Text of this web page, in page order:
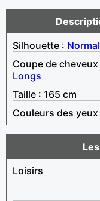
Silhouette :
Coupe de cheveux
Longs
Taille : 165 cm
Couleurs des yeux
Loisirs